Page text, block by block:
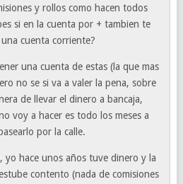
y rollos como hacen todos
si en la cuenta por + tambien te
cuenta corriente?
una cuenta de estas (la que mas
no se si va a valer la pena, sobre
de llevar el dinero a bancaja,
voy a hacer es todo los meses a
por la calle.
yo hace unos años tuve dinero y la
contento (nada de comisiones